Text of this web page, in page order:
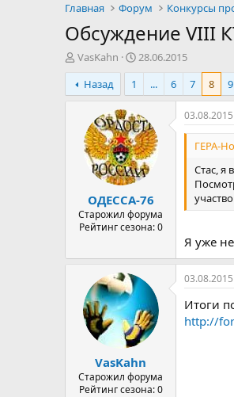
Главная
Форум
Обсуждение VIII
А
в
т
о
м
VasKahn
Д
а
а
н
а
ч
а
л
а
28.06.2015
Назад
1 ... 6 7 8 9
ОДЕССА-76
Старожил форума
Рейтинг сезона: 0
03.08.2015
ГЕРА-
Стас, я
Я уже
VasKahn
Старожил форума
Рейтинг сезона: 0
03.08.2015
Итоги
http://